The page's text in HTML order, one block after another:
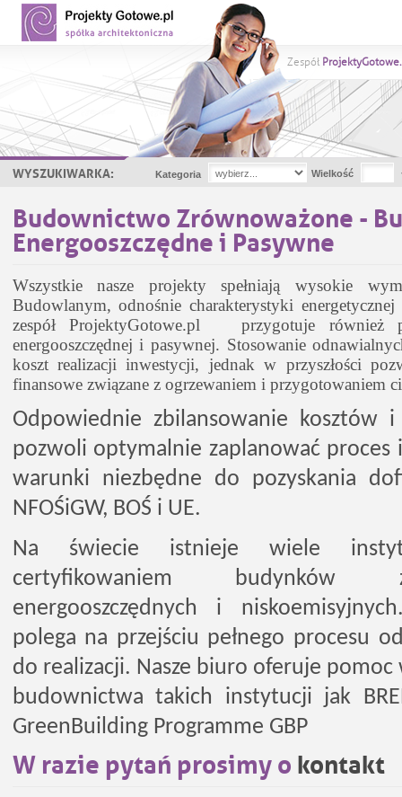
Zespół
WYSZUKIWARKA: Kategoria Wielkość
Budownictwo Zrównoważone -
Energooszczędne i Pasywne
Wszystkie nasze projekty spełniają wysokie
Budowlanym, odnośnie charakterystyki
zespół ProjektyGotowe.pl przygotuje również
energooszczędnej i pasywnej. Stosowanie
koszt realizacji inwestycji, jednak w przyszłości
finansowe związane z ogrzewaniem i przygotowaniem
Odpowiednie zbilansowanie kosztów i
pozwoli optymalnie zaplanować proces
warunki niezbędne do pozyskania
NFOŚiGW, BOŚ i UE.
Na świecie istnieje wiele
certyfikowaniem budynków
energooszczędnych i
polega na przejściu pełnego procesu
do realizacji. Nasze biuro oferuje
budownictwa takich instytucji jak
GreenBuilding Programme GBP
W razie pytań prosimy o kontakt